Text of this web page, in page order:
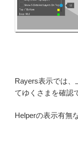
Rayers表示では、
てゆくさまを確認
Helperの表示有無